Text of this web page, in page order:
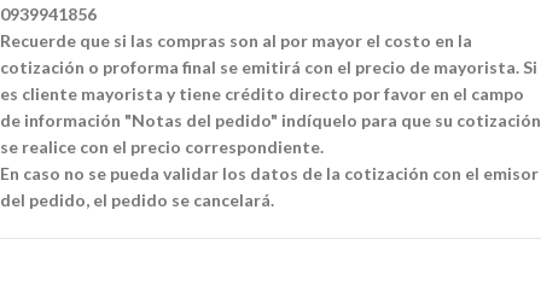
0939941856
Recuerde que si las compras son al por mayor el costo en la
cotización o proforma final se emitirá con el precio de mayorista. Si
es cliente mayorista y tiene crédito directo por favor en el campo
de información "Notas del pedido" indíquelo para que su cotización
se realice con el precio correspondiente.
En caso no se pueda validar los datos de la cotización con el emisor
del pedido, el pedido se cancelará.